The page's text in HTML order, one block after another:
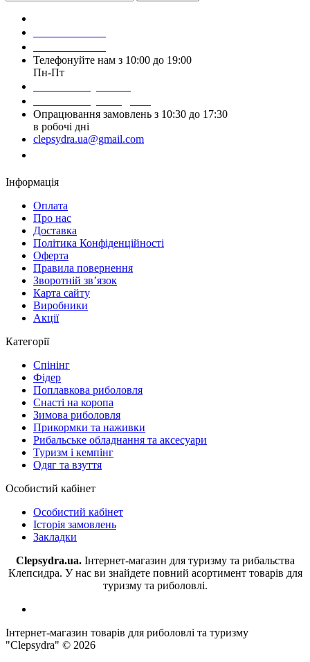
Телефонуйте нам з 10:00 до 19:00
Пн-Пт
Опрацювання замовлень з 10:30 до 17:30
в робочі дні
clepsydra.ua@gmail.com
Інформація
Оплата
Про нас
Доставка
Політика Конфіденційності
Оферта
Правила повернення
Зворотній зв’язок
Карта сайту
Виробники
Акції
Категорії
Спінінг
Фідер
Поплавкова риболовля
Снасті на коропа
Зимова риболовля
Прикормки та наживки
Рибальське обладнання та аксесуари
Туризм і кемпінг
Одяг та взуття
Особистий кабінет
Особистий кабінет
Історія замовлень
Закладки
Clepsydra.ua. Інтернет-магазин для туризму та рибальства
Клепсидра. У нас ви знайдете повний асортимент товарів для
туризму та риболовлі.
Інтернет-магазин товарів для риболовлі та туризму
"Clepsydra" © 2026